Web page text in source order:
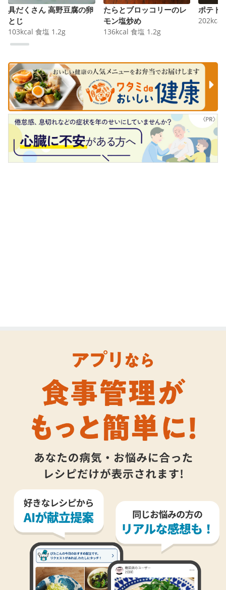
具だくさん 高野豆腐の卵
とじ
103kcal 食塩 1.2g
たらとブロッコリーのレ
モン塩炒め
136kcal 食塩 1.2g
ポテト
202kcal